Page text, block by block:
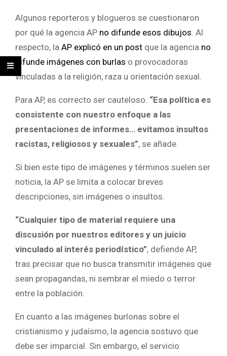
Algunos reporteros y blogueros se cuestionaron
por qué la agencia AP no difunde esos dibujos . Al
respecto, la AP explicó en un post que la agencia no
difunde imágenes con burlas o provocadoras
vinculadas a la religión, raza u orientación sexual.
Para AP, es correcto ser cauteloso. “Esa política es
consistente con nuestro enfoque a las
presentaciones de informes… evitamos insultos
racistas, religiosos y sexuales”, se añade.
Si bien este tipo de imágenes y términos suelen ser
noticia, la AP se limita a colocar breves
descripciones, sin imágenes o insultos.
“Cualquier tipo de material requiere una
discusión por nuestros editores y un juicio
vinculado al interés periodístico”, defiende AP,
tras precisar que no busca transmitir imágenes que
sean propagandas, ni sembrar el miedo o terror
entre la población.
En cuanto a las imágenes burlonas sobre el
cristianismo y judaísmo, la agencia sostuvo que
debe ser imparcial. Sin embargo, el servicio